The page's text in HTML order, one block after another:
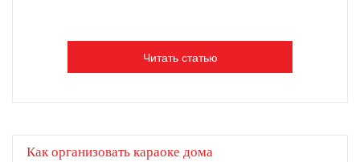
Читать статью
Как организовать караоке дома